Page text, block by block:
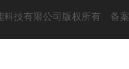
技有限公司版权所有 备